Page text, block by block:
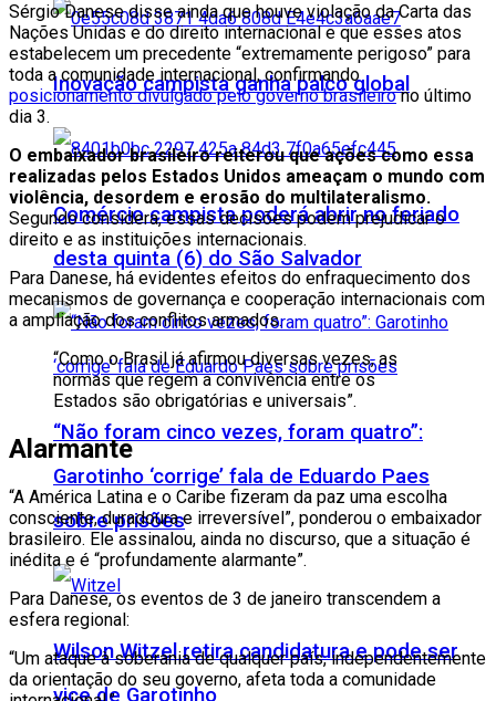
Inovação campista ganha palco global
Comércio campista poderá abrir no feriado
desta quinta (6) do São Salvador
“Não foram cinco vezes, foram quatro”:
Garotinho ‘corrige’ fala de Eduardo Paes
sobre prisões
Wilson Witzel retira candidatura e pode ser
vice de Garotinho
Sérgio Danese disse ainda que houve violação da Carta das
Nações Unidas e do direito internacional e que esses atos
estabelecem um precedente “extremamente perigoso” para
toda a comunidade internacional, confirmando
posicionamento divulgado pelo governo brasileirono último
dia 3.
O embaixador brasileiro reiterou que ações como essa
realizadas pelos Estados Unidos ameaçam o mundo com
violência, desordem e erosão do multilateralismo.
Segundo considera, essas decisões podem prejudicar o
direito e as instituições internacionais.
Para Danese, há evidentes efeitos do enfraquecimento dos
mecanismos de governança e cooperação internacionais com
a ampliação dos conflitos armados.
“Como o Brasil já afirmou diversas vezes, as
normas que regem a convivência entre os
Estados são obrigatórias e universais”.
Alarmante
“A América Latina e o Caribe fizeram da paz uma escolha
consciente, duradoura e irreversível”, ponderou o embaixador
brasileiro. Ele assinalou, ainda no discurso, que a situação é
inédita e é “profundamente alarmante”.
Para Danese, os eventos de 3 de janeiro transcendem a
esfera regional:
“Um ataque à soberania de qualquer país, independentemente
da orientação do seu governo, afeta toda a comunidade